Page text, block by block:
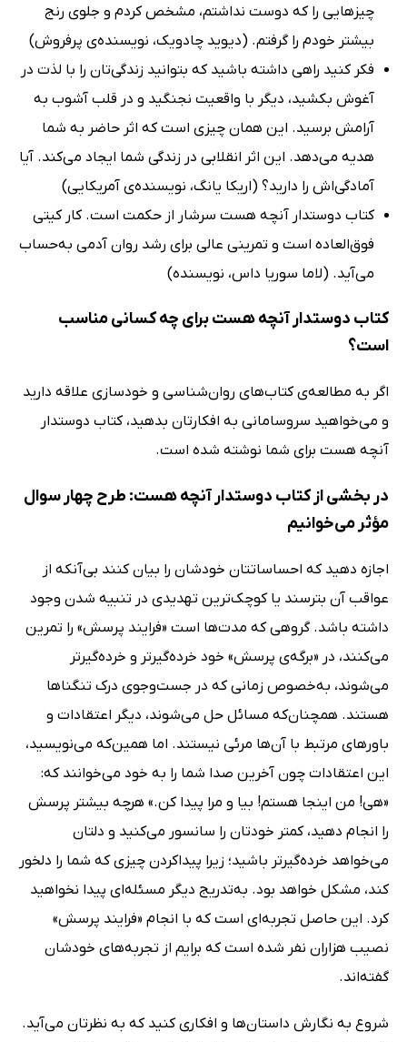
چیزهایی را که دوست نداشتم، مشخص کردم و جلوی رنج
بیشتر خودم را گرفتم. (دیوید چادویک، نویسنده‌ی پرفروش)
فکر کنید راهی داشته باشید که بتوانید زندگی‌تان را با لذت در
آغوش بکشید، دیگر با واقعیت نجنگید و در قلب آشوب به
آرامش برسید. این همان چیزی است که اثر حاضر به شما
هدیه می‌دهد. این اثر انقلابی در زندگی شما ایجاد می‌کند. آیا
آمادگی‌اش را دارید؟ (اریکا یانگ، نویسنده‌ی آمریکایی)
کتاب دوستدار آنچه هست سرشار از حکمت است. کار کیتی
فوق‌العاده است و تمرینی عالی برای رشد روان آدمی به‌حساب
می‌آید. (لاما سوریا داس، نویسنده)
کتاب دوستدار آنچه هست برای چه کسانی مناسب
است؟
اگر به مطالعه‌ی کتاب‌های روان‌شناسی و خودسازی علاقه دارید
و می‌خواهید سروسامانی به افکارتان بدهید، کتاب دوستدار
آنچه هست برای شما نوشته شده است.
در بخشی از کتاب دوستدار آنچه هست: طرح چهار سوال
مؤثر می‌خوانیم
اجازه دهید که احساساتتان خودشان را بیان کنند بی‌آنکه از
عواقب آن بترسند یا کوچک‌ترین تهدیدی در تنبیه شدن وجود
داشته باشد. گروهی که مدت‌ها است «فرایند پرسش» را تمرین
می‌کنند، در «برگه‌ی پرسش»‌ خود خرده‌گیرتر و خرده‌گیرتر
می‌شوند، به‌خصوص زمانی که در جست‌وجوی درک تنگناها
هستند. همچنان‌که مسائل حل می‌شوند، دیگر اعتقادات و
باورهای مرتبط با آن‌ها مرئی نیستند. اما همین‌که می‌نویسید،
این اعتقادات چون آخرین صدا شما را به خود می‌خوانند که:
«هی! من اینجا هستم! بیا و مرا پیدا کن.» هرچه بیشتر پرسش
را انجام دهید، کمتر خودتان را سانسور می‌کنید و دلتان
می‌خواهد خرده‌گیرتر باشید؛ زیرا پیداکردن چیزی که شما را دلخور
کند، مشکل خواهد بود. به‌تدریج دیگر مسئله‌ای پیدا نخواهید
کرد. این حاصل تجربه‌ای است که با انجام «فرایند پرسش»
نصیب هزاران نفر شده است که برایم از تجربه‌های خودشان
گفته‌اند.
شروع به نگارش داستان‌ها و افکاری کنید که به نظرتان می‌آید.